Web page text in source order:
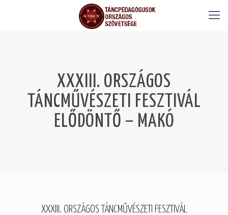
XXXIII. ORSZÁGOS
TÁNCMŰVÉSZETI FESZTIVÁL
ELŐDÖNTŐ – MAKÓ
XXXIII. ORSZÁGOS TÁNCMŰVÉSZETI FESZTIVÁL